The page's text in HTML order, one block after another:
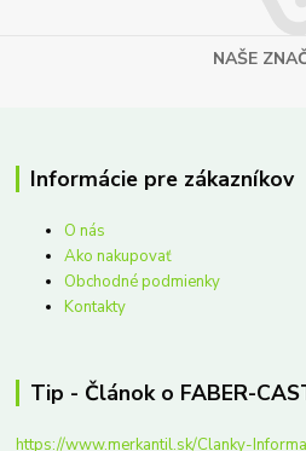
NAŠE
Informácie pre zákazníkov
O nás
Ako nakupovať
Obchodné podmienky
Kontakty
Tip - Článok o FABER-
https://www.merkantil.sk/Clanky-